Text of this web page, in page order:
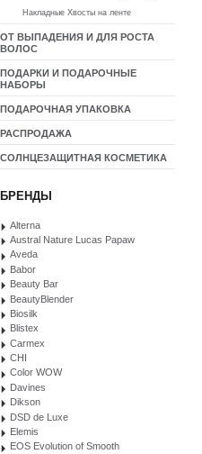
Накладные Хвосты на ленте
ОТ ВЫПАДЕНИЯ И ДЛЯ РОСТА
ВОЛОС
ПОДАРКИ И ПОДАРОЧНЫЕ
НАБОРЫ
ПОДАРОЧНАЯ УПАКОВКА
РАСПРОДАЖА
СОЛНЦЕЗАЩИТНАЯ КОСМЕТИКА
БРЕНДЫ
Alterna
Austral Nature Lucas Papaw
Aveda
Babor
Beauty Bar
BeautyBlender
Biosilk
Blistex
Carmex
CHI
Color WOW
Davines
Dikson
DSD de Luxe
Elemis
EOS Evolution of Smooth